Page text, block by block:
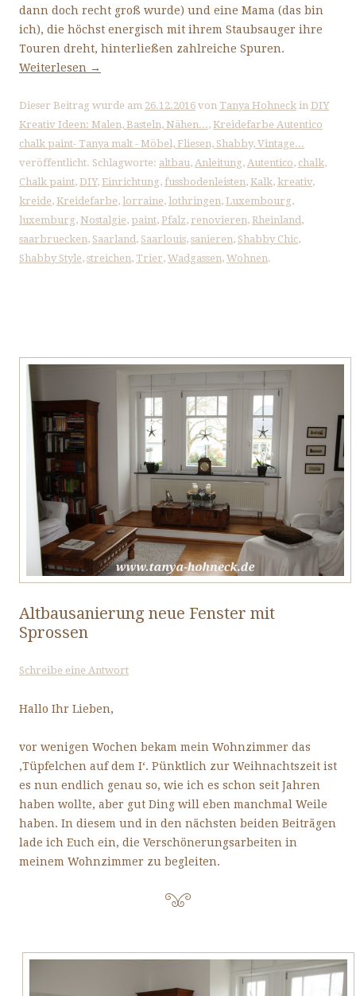
dann doch recht groß wurde) und eine Mama (das bin
ich), die höchst energisch mit ihrem Staubsauger ihre
Touren dreht, hinterließen zahlreiche Spuren.
Weiterlesen →
Dieser Beitrag wurde am 26.12.2016 von Tanya Hohneck in DIY
Kreativ Ideen: Malen, Basteln, Nähen..., Kreidefarbe Autentico
chalk paint- Tanya malt - Möbel, Fliesen, Shabby, Vintage...
veröffentlicht. Schlagworte: altbau, Anleitung, Autentico, chalk,
Chalk paint, DIY, Einrichtung, fussbodenleisten, Kalk, kreativ,
kreide, Kreidefarbe, lorraine, lothringen, Luxembourg,
luxemburg, Nostalgie, paint, Pfalz, renovieren, Rheinland,
saarbruecken, Saarland, Saarlouis, sanieren, Shabby Chic,
Shabby Style, streichen, Trier, Wadgassen, Wohnen.
Altbausanierung neue Fenster mit
Sprossen
Schreibe eine Antwort
Hallo Ihr Lieben,
vor wenigen Wochen bekam mein Wohnzimmer das
‚Tüpfelchen auf dem I‘. Pünktlich zur Weihnachtszeit ist
es nun endlich genau so, wie ich es schon seit Jahren
haben wollte, aber gut Ding will eben manchmal Weile
haben. In diesem und in den nächsten beiden Beiträgen
lade ich Euch ein, die Verschönerungsarbeiten in
meinem Wohnzimmer zu begleiten.